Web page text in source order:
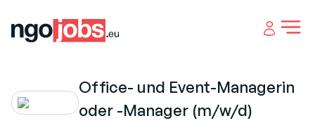
Open
Office- und Event-Managerin
oder -Manager (m/w/d)